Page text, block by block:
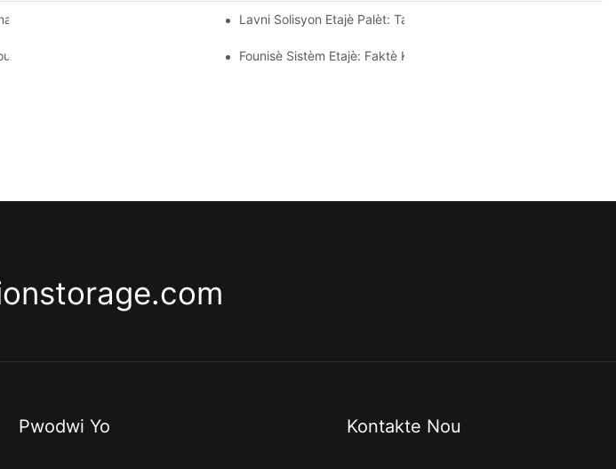
Adapte Bezwen Depo Ou Yo Lavni Solisyon Etajè Palèt: Tandans Ak Inovasyon
Chèche Founisè Sistèm Etajè: Faktè Kle Pou Chwazi Bon Patnè A
Pwodwi Yo Kontakte Nou